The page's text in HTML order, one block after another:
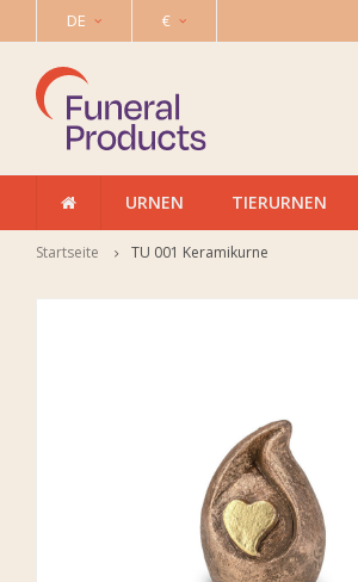
DE €
URNEN TIERURNEN
Startseite TU 001 Keramikurne